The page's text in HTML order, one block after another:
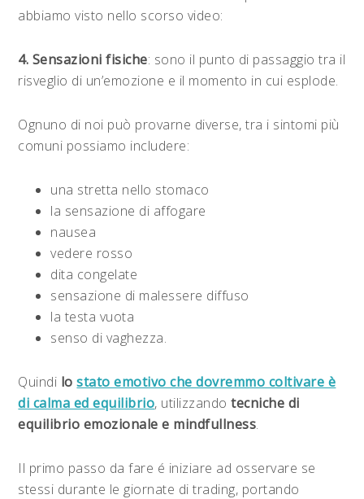
abbiamo visto nello scorso video:
4. Sensazioni fisiche: sono il punto di passaggio tra il
risveglio di un’emozione e il momento in cui esplode.
Ognuno di noi può provarne diverse, tra i sintomi più
comuni possiamo includere:
una stretta nello stomaco
la sensazione di affogare
nausea
vedere rosso
dita congelate
sensazione di malessere diffuso
la testa vuota
senso di vaghezza.
Quindi lostato emotivo che dovremmo coltivare è
di calma ed equilibrio, utilizzandotecniche di
equilibrio emozionale e mindfullness.
Il primo passo da fare é iniziare ad osservare se
stessi durante le giornate di trading, portando